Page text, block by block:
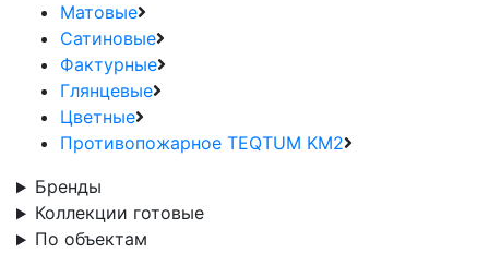
Матовые
Сатиновые
Фактурные
Глянцевые
Цветные
Противопожарное TEQTUM KM2
Бренды
Коллекции готовые
По объектам